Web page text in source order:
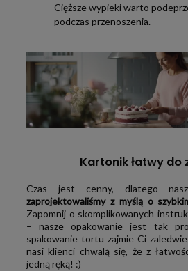
Cięższe wypieki warto
podczas przenoszenia.
Kartonik łatwy do
Czas jest cenny, dlatego
zaprojektowaliśmy z myślą o
Zapomnij o skomplikowanych
– nasze opakowanie jest tak
spakowanie tortu zajmie Ci
nasi klienci chwalą się, że z
jedną ręką! :)